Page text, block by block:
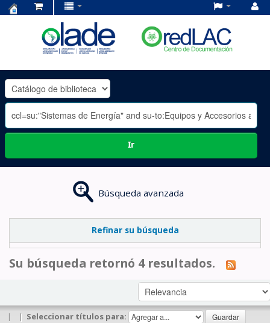
OLADE
-
Ir
Búsqueda avanzada
Refinar su búsqueda
Su búsqueda retornó 4 resultados.
| | Seleccionar títulos para: